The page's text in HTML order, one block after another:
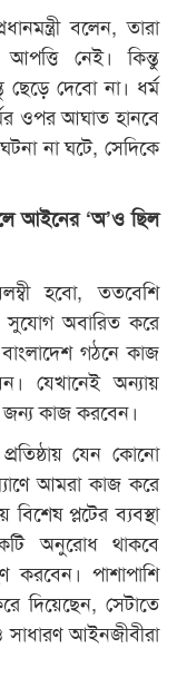
বলেন, তারা
নেই। কিন্তু
ছেড়ে দেবো না। ধর্ম
ওপর আঘাত হানবে
না ঘটে, সেদিকে
আইনের ‘অ’ও ছিল
হবো, ততবেশি
অবারিত করে
গঠনে কাজ
যেখানেই অন্যায়
জন্য কাজ করবেন।
যেন কোনো
আমরা কাজ করে
প্লটের ব্যবস্থা
অনুরোধ থাকবে
করবেন। পাশাপাশি
দিয়েছেন, সেটাতে
আইনজীবীরা